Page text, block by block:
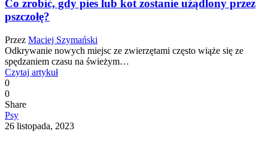
Co zrobić, gdy pies lub kot zostanie użądlony przez
pszczołę?
Przez Maciej Szymański
Odkrywanie nowych miejsc ze zwierzętami często wiąże się ze
spędzaniem czasu na świeżym…
Czytaj artykuł
0
0
Share
Psy
26 listopada, 2023